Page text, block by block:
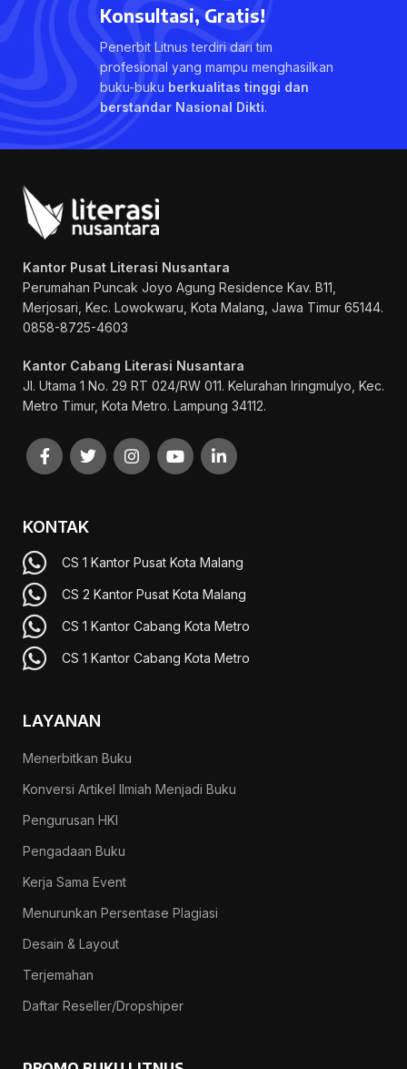
Konsultasi, Gratis!
Penerbit Litnus terdiri dari tim
profesional yang mampu menghasilkan
buku-buku berkualitas tinggi dan
berstandar Nasional Dikti.
Kantor Pusat Literasi Nusantara
Perumahan Puncak Joyo Agung Residence Kav. B11,
Merjosari, Kec. Lowokwaru, Kota Malang, Jawa Timur 65144.
0858-8725-4603
Kantor Cabang Literasi Nusantara
Jl. Utama 1 No. 29 RT 024/RW 011. Kelurahan Iringmulyo, Kec.
Metro Timur, Kota Metro. Lampung 34112.
KONTAK
CS 1 Kantor Pusat Kota Malang
CS 2 Kantor Pusat Kota Malang
CS 1 Kantor Cabang Kota Metro
CS 1 Kantor Cabang Kota Metro
LAYANAN
Menerbitkan Buku
Konversi Artikel Ilmiah Menjadi Buku
Pengurusan HKI
Pengadaan Buku
Kerja Sama Event
Menurunkan Persentase Plagiasi
Desain & Layout
Terjemahan
Daftar Reseller/Dropshiper